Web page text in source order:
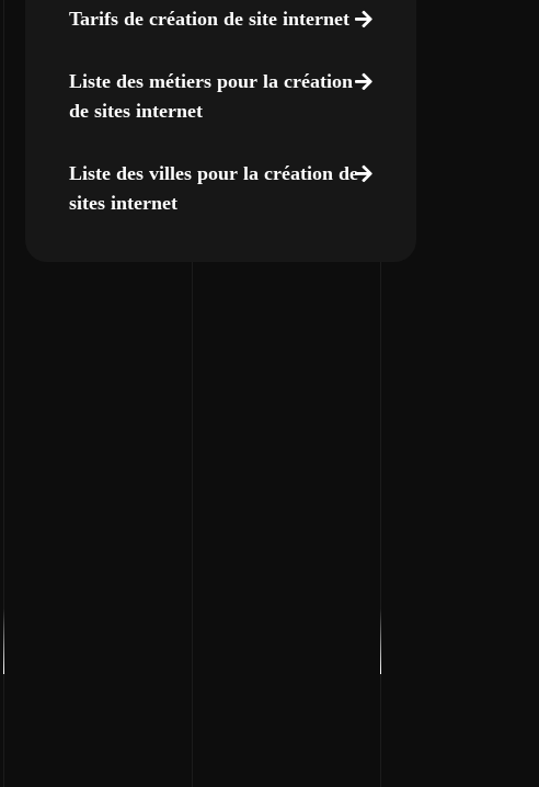
Tarifs de création de site internet
Liste des métiers pour la création
de sites internet
Liste des villes pour la création de
sites internet